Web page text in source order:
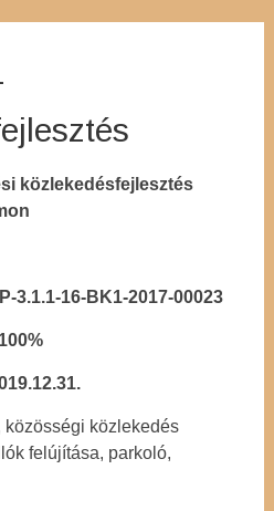
közlekedésfejlesztés
3.1.1-16-BK1-2017-00023
közösségi közlekedés
felújítása, parkoló,